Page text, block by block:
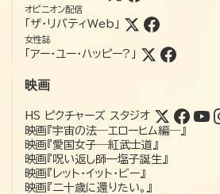
オピニオン配信
「ザ・リバティWeb」
女性誌
「アー・ユー・ハッピー?」
映画
HS ピクチャーズ スタジオ
映画『宇宙の法―エローヒム編―』
映画『愛国女子―紅武士道』
映画『呪い返し師—塩子誕生』
映画『レット・イット・ビー』
映画『二十歳に還りたい。』